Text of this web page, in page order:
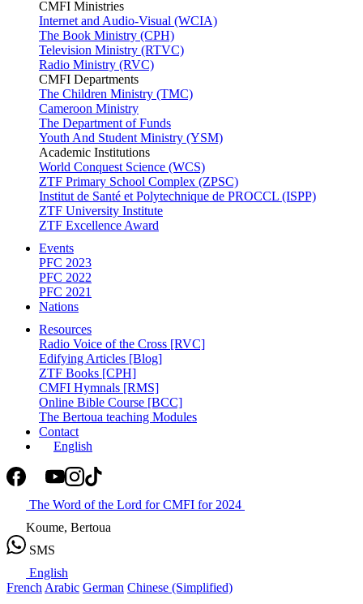
CMFI Ministries
Internet and Audio-Visual (WCIA)
The Book Ministry (CPH)
Television Ministry (RTVC)
Radio Ministry (RVC)
CMFI Departments
The Children Ministry (TMC)
Cameroon Ministry
The Department of Funds
Youth And Student Ministry (YSM)
Academic Institutions
World Conquest Science (WCS)
ZTF Primary School Complex (ZPSC)
Institut de Santé et Polytechnique de PROCCL (ISPP)
ZTF University Institute
ZTF Excellence Award
Events
PFC 2023
PFC 2022
PFC 2021
Nations
Resources
Radio Voice of the Cross [RVC]
Edifying Articles [Blog]
ZTF Books [CPH]
CMFI Hymnals [RMS]
Online Bible Course [BCC]
The Bertoua teaching Modules
Contact
English
The Word of the Lord for CMFI for 2024
Koume, Bertoua
SMS
English
French Arabic German Chinese (Simplified)